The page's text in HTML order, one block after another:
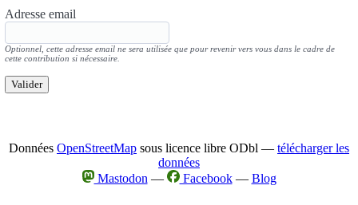
Adresse email
Optionnel, cette adresse email ne sera utilisée que pour revenir vers vous dans le cadre de
cette contribution si nécessaire.
Valider
Données OpenStreetMap sous licence libre ODbl — télécharger les
données
Mastodon — Facebook— Blog